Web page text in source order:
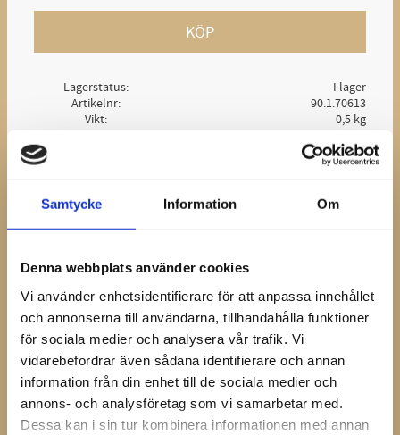
Samtycke Information Om
Denna webbplats använder cookies
Vi använder enhetsidentifierare för att anpassa innehållet
och annonserna till användarna, tillhandahålla funktioner
för sociala medier och analysera vår trafik. Vi
vidarebefordrar även sådana identifierare och annan
information från din enhet till de sociala medier och
annons- och analysföretag som vi samarbetar med.
Dessa kan i sin tur kombinera informationen med annan
KÖP
Lagerstatus
I lager
Artikelnr
90.1.70613
Vikt
0,5 kg
Brodden är av högsta kvalitet och ger extra grepp på
ytor som gräs.
Dela med dig
Facebook
Omdömen